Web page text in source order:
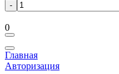
0
Главная
Авторизация